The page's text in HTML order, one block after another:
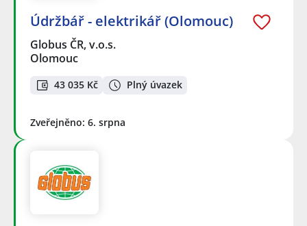
Údržbář - elektrikář (Olomouc)
Globus ČR, v.o.s.
Olomouc
43 035 Kč Plný úvazek
Zveřejněno: 6. srpna